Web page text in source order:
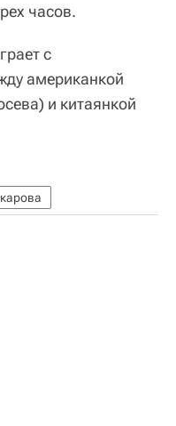
часов.
с
американкой
и китаянкой